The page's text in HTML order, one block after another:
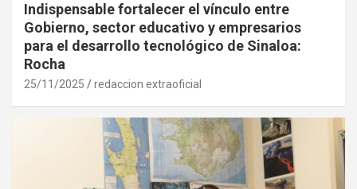
Indispensable fortalecer el vínculo entre
Gobierno, sector educativo y empresarios
para el desarrollo tecnológico de Sinaloa:
Rocha
25/11/2025 redaccion extraoficial